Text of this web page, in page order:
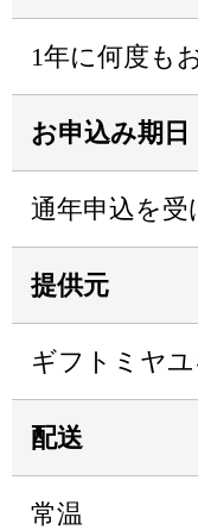
1年に何度も
お申込み期日
通年申込を受
提供元
ギフトミヤユ
配送
常温